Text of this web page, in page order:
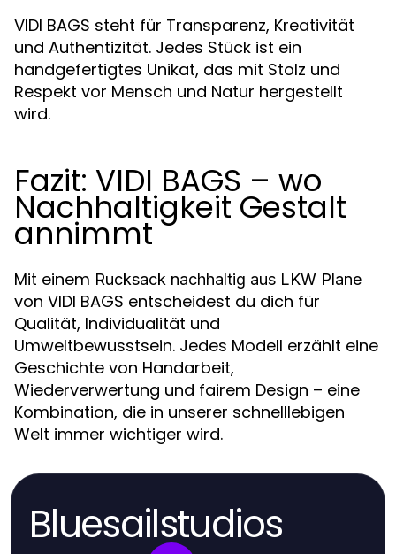
VIDI BAGS steht für Transparenz, Kreativität
und Authentizität. Jedes Stück ist ein
handgefertigtes Unikat, das mit Stolz und
Respekt vor Mensch und Natur hergestellt
wird.
Fazit: VIDI BAGS – wo
Nachhaltigkeit Gestalt
annimmt
Mit einem Rucksack nachhaltig aus LKW Plane
von VIDI BAGS entscheidest du dich für
Qualität, Individualität und
Umweltbewusstsein. Jedes Modell erzählt eine
Geschichte von Handarbeit,
Wiederverwertung und fairem Design – eine
Kombination, die in unserer schnelllebigen
Welt immer wichtiger wird.
Bluesailstudios